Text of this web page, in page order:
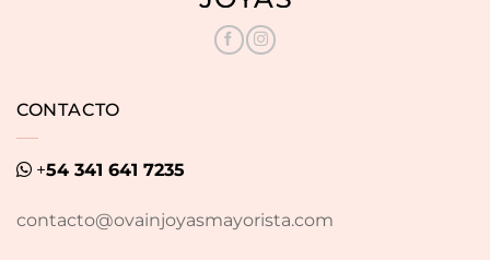
CONTACTO
+54 341 641 7235
contacto@ovainjoyasmayorista.com